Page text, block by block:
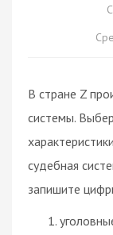
В стране Z
системы.
судебная
запишите